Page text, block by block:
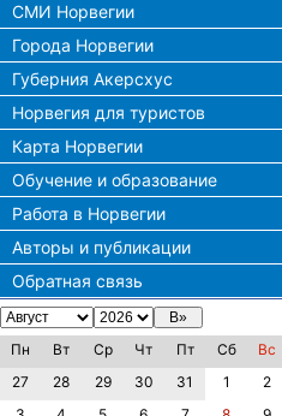
СМИ Норвегии
Города Норвегии
Губерния Акерсхус
Норвегия для туристов
Карта Норвегии
Обучение и образование
Работа в Норвегии
Авторы и публикации
Обратная связь
Пн Вт Ср Чт Пт Сб
Вс
27
28 29 30 31 1
2